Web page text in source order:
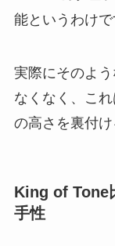
能というわけで
実際にそのよ
なくなく、こ
の高さを裏付け
King of Tone
手性